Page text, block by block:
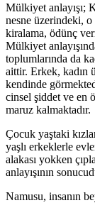
Mülkiyet anlayışı;
nesne üzerindeki, o
kiralama, ödünç
Mülkiyet
toplumlarında da
aittir. Erkek, kadın
kendinde
cinsel şiddet ve en
maruz kalmaktadır.
Çocuk yaştaki
yaşlı erkeklerle
alakası yokken
anlayışının
Namusu, insanın